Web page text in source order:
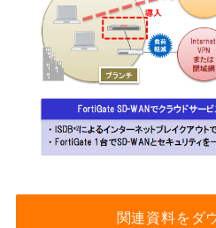
関連資料をダ